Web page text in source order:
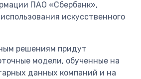
ПАО «Сбербанк»,
искусственного
решениям придут
модели, обученные на
данных компаний и на